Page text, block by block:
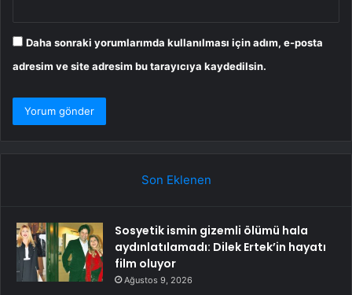
Daha sonraki yorumlarımda kullanılması için adım, e-posta
adresim ve site adresim bu tarayıcıya kaydedilsin.
Son Eklenen
Sosyetik ismin gizemli ölümü hala
aydınlatılamadı: Dilek Ertek’in hayatı
film oluyor
Ağustos 9, 2026